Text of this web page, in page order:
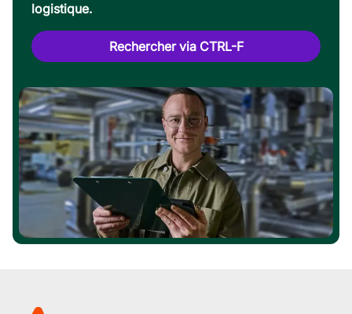
logistique.
Rechercher via CTRL-F